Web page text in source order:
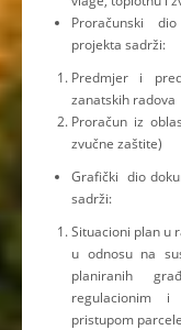
Proračunski
projekta sadrži:
Predmjer i
zanatskih radova
Proračun iz
zvučne zaštite)
Grafički dio
sadrži:
Situacioni plan u
u odnosu na
planiranih
regulacionim i
pristupom